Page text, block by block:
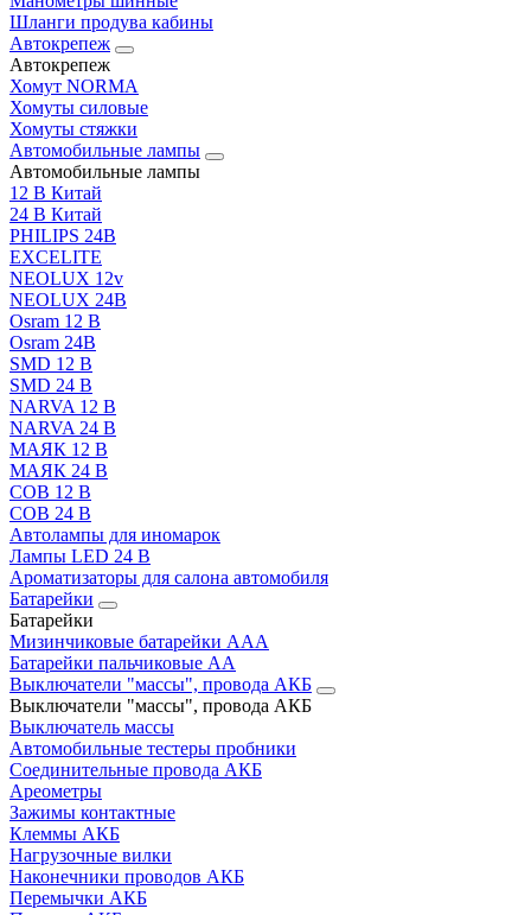
Шланги продува кабины
Автокрепеж
Автокрепеж
Хомут NORMA
Хомуты силовые
Хомуты стяжки
Автомобильные лампы
Автомобильные лампы
12 В Китай
24 В Китай
PHILIPS 24В
EXCELITE
NEOLUX 12v
NEOLUX 24В
Osram 12 В
Osram 24В
SMD 12 В
SMD 24 В
NARVA 12 В
NARVA 24 В
МАЯК 12 В
МАЯК 24 В
COB 12 В
COB 24 В
Автолампы для иномарок
Лампы LED 24 B
Ароматизаторы для салона автомобиля
Батарейки
Батарейки
Мизинчиковые батарейки AAA
Батарейки пальчиковые АА
Выключатели "массы", провода АКБ
Выключатели "массы", провода АКБ
Выключатель массы
Автомобильные тестеры пробники
Соединительные провода АКБ
Ареометры
Зажимы контактные
Клеммы АКБ
Нагрузочные вилки
Наконечники проводов АКБ
Перемычки АКБ